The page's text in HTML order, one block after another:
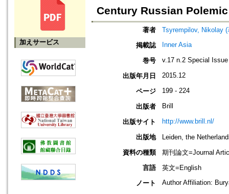
加えサービス
Century Russian
著者
Tsyrempilov, Nikolay (
掲載誌
Inner Asia
巻号 v.17 n.2 Special Issue
出版年月日 2015.12
ページ 199 - 224
出版者 Brill
出版サイト http://www.brill.nl/
出版地
Leiden, the
資料の種類
期刊論文=Journal
言語
英文=English
ノート
Author Affiliation: